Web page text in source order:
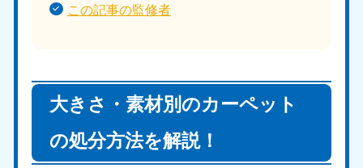
この記事の監修者
大きさ・素材別のカーペット
の処分方法を解説！